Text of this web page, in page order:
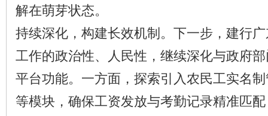
解在萌芽状态。
持续深化，构建长效机制。下一步，建行
工作的政治性、人民性，继续深化与政府
平台功能。一方面，探索引入农民工实名
等模块，确保工资发放与考勤记录精准匹